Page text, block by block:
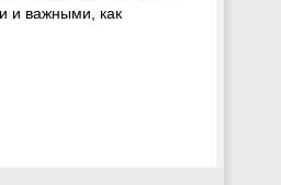
и важными, как